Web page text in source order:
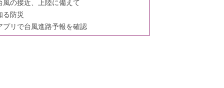
風の接近、上陸に備えて
る防災
プリで台風進路予報を確認